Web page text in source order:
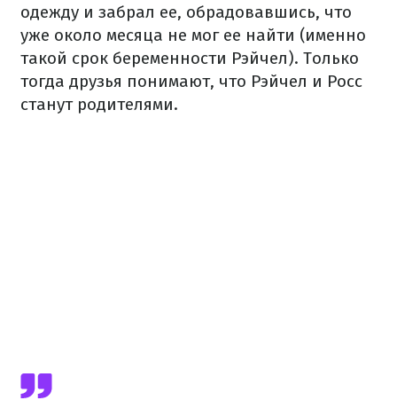
одежду и забрал ее, обрадовавшись, что
уже около месяца не мог ее найти (именно
такой срок беременности Рэйчел). Только
тогда друзья понимают, что Рэйчел и Росс
станут родителями.